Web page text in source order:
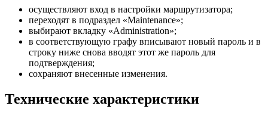
осуществляют вход в настройки маршрутизатора;
переходят в подраздел «Maintenance»;
выбирают вкладку «Administration»;
в соответствующую графу вписывают новый пароль и в
строку ниже снова вводят этот же пароль для
подтверждения;
сохраняют внесенные изменения.
Технические характеристики